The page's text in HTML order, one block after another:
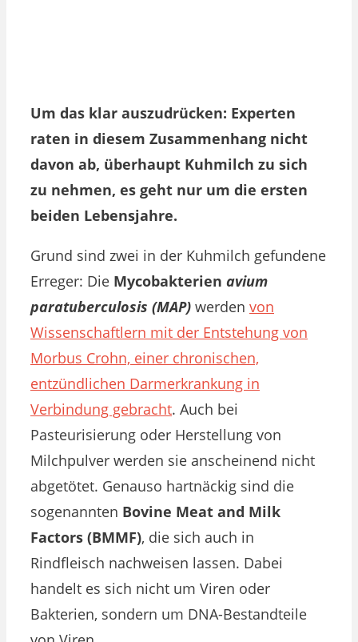
Um das klar auszudrücken: Experten
raten in diesem Zusammenhang nicht
davon ab, überhaupt Kuhmilch zu sich
zu nehmen, es geht nur um die ersten
beiden Lebensjahre.
Grund sind zwei in der Kuhmilch gefundene
Erreger: Die Mycobakterien avium
paratuberculosis (MAP) werden von
Wissenschaftlern mit der Entstehung von
Morbus Crohn, einer chronischen,
entzündlichen Darmerkrankung in
Verbindung gebracht. Auch bei
Pasteurisierung oder Herstellung von
Milchpulver werden sie anscheinend nicht
abgetötet. Genauso hartnäckig sind die
sogenannten Bovine Meat and Milk
Factors (BMMF), die sich auch in
Rindfleisch nachweisen lassen. Dabei
handelt es sich nicht um Viren oder
Bakterien, sondern um DNA-Bestandteile